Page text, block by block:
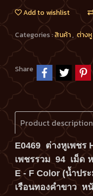
Add to wishlist
Categories :สินค้า, ต่างหู
Share
Product description
E0469 ต่างหูเพชร
เพชรรวม 94 เม็ด
E - F Color (น้ำปร
เรือนทองคำ